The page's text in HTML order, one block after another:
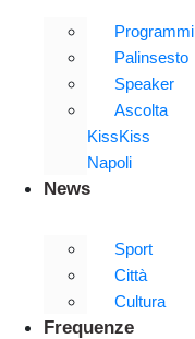
Programmi
Palinsesto
Speaker
Ascolta
KissKiss
Napoli
News
Sport
Città
Cultura
Frequenze